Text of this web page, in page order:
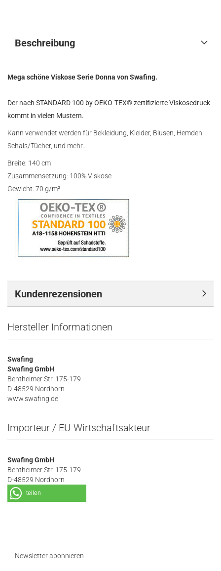
Beschreibung
Mega schöne Viskose Serie Donna von Swafing.
Der nach STANDARD 100 by OEKO-TEX® zertifizierte Viskosedruck
kommt in vielen Mustern.
Kann verwendet werden für Bekleidung, Kleider, Blusen, Hemden,
Schals/Tücher, und mehr...
Breite: 140 cm
Zusammensetzung: 100% Viskose
Gewicht: 70 g/m²
Kundenrezensionen
Hersteller Informationen
Swafing
Swafing GmbH
Bentheimer Str. 175-179
D-48529 Nordhorn
www.swafing.de
Importeur / EU-Wirtschaftsakteur
Swafing GmbH
Bentheimer Str. 175-179
D-48529 Nordhorn
teilen
Newsletter abonnieren